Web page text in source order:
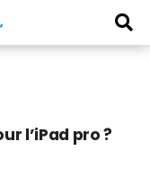
l’iPad pro ?